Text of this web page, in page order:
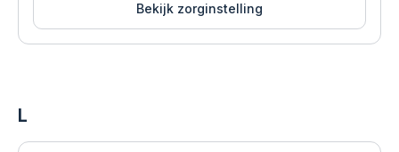
Bekijk zorginstelling
L